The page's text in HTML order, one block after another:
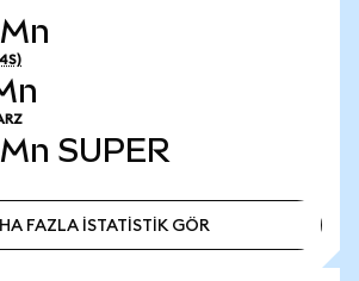
SUPER
FAZLA İSTATİSTİK GÖR